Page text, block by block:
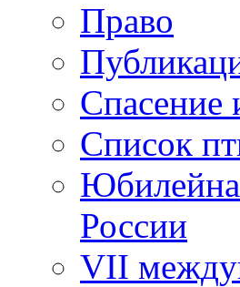
Право
Спасение
Список
России
VII